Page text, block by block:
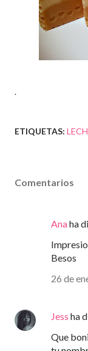
.
ETIQUETAS:
Comentarios
Anaha
Besos
26 de
Jess ha
Que